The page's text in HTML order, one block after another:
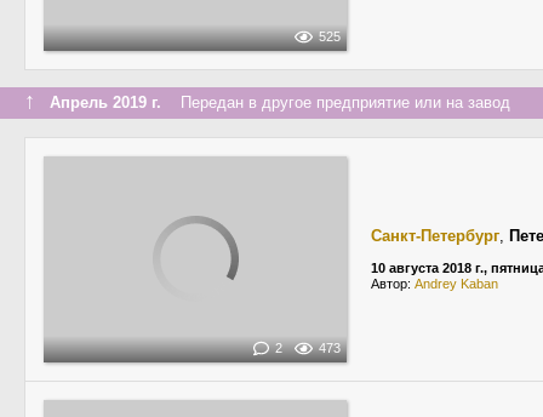
525
↑ Апрель 2019 г. Передан в другое предприятие или на завод
2 473
Санкт-Петербург,
10 августа 2018 г.,
Автор: Andrey Kaban